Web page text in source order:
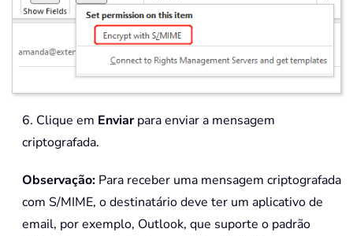
6. Clique em Enviarpara enviar a mensagem
criptografada.
Observação: Para receber uma mensagem criptografada
com S/MIME, o destinatário deve ter um aplicativo de
email, por exemplo, Outlook, que suporte o padrão